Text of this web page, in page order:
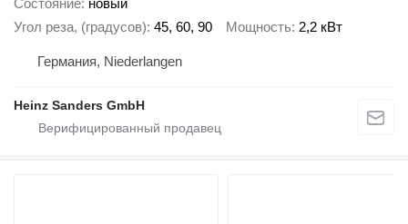
Угол реза, (градусов) 45, 60, 90 Мощность 2,2 кВт
Германия, Niederlangen
Heinz Sanders GmbH